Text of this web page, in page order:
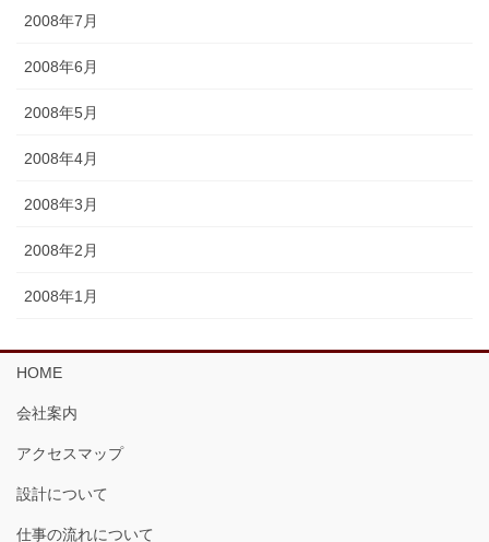
2008年7月
2008年6月
2008年5月
2008年4月
2008年3月
2008年2月
2008年1月
HOME
会社案内
アクセスマップ
設計について
仕事の流れについて